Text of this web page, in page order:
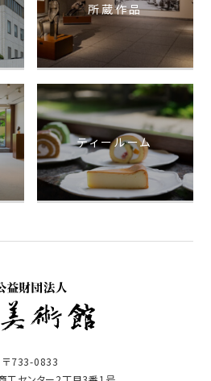
所蔵作品
ティールーム
〒733-0833